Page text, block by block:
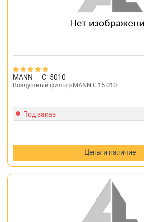
MANN C15010
Воздушный фильтр MANN C 15 010
Под заказ
Цены и наличие